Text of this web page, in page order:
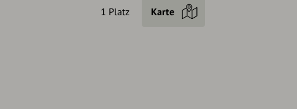
1 Platz Karte